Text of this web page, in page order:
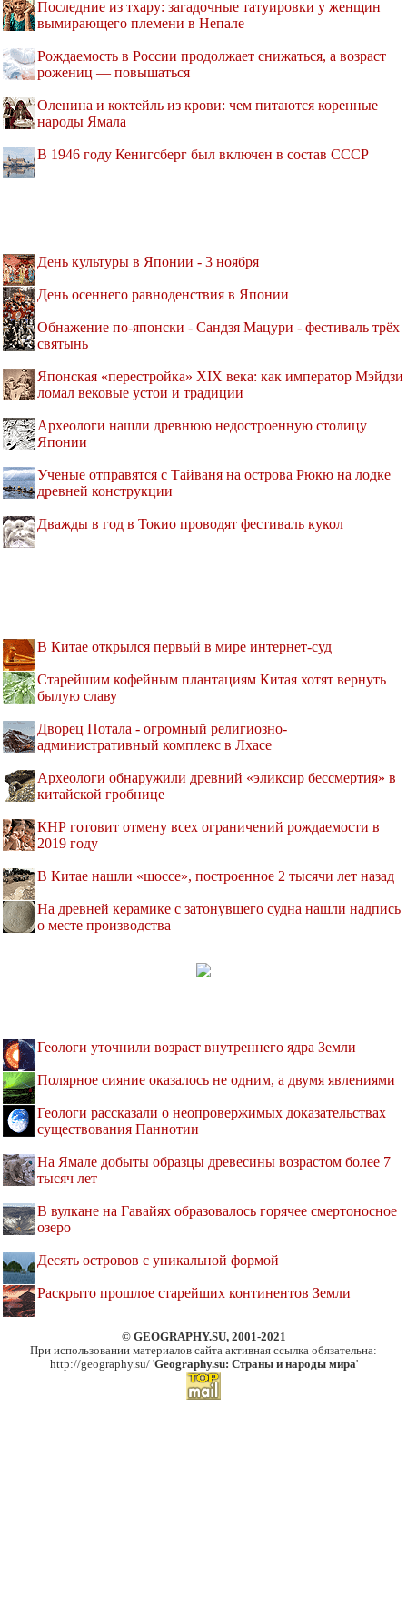
Последние из тхару: загадочные татуировки у женщин
вымирающего племени в Непале
Рождаемость в России продолжает снижаться, а возраст
рожениц — повышаться
Оленина и коктейль из крови: чем питаются коренные
народы Ямала
В 1946 году Кенигсберг был включен в состав СССР
День культуры в Японии - 3 ноября
День осеннего равноденствия в Японии
Обнажение по-японски - Сандзя Мацури - фестиваль трёх
святынь
Японская «перестройка» XIX века: как император Мэйдзи
ломал вековые устои и традиции
Археологи нашли древнюю недостроенную столицу
Японии
Ученые отправятся с Тайваня на острова Рюкю на лодке
древней конструкции
Дважды в год в Токио проводят фестиваль кукол
В Китае открылся первый в мире интернет-суд
Старейшим кофейным плантациям Китая хотят вернуть
былую славу
Дворец Потала - огромный религиозно-
административный комплекс в Лхасе
Археологи обнаружили древний «эликсир бессмертия» в
китайской гробнице
КНР готовит отмену всех ограничений рождаемости в
2019 году
В Китае нашли «шоссе», построенное 2 тысячи лет назад
На древней керамике с затонувшего судна нашли надпись
о месте производства
Геологи уточнили возраст внутреннего ядра Земли
Полярное сияние оказалось не одним, а двумя явлениями
Геологи рассказали о неопровержимых доказательствах
существования Паннотии
На Ямале добыты образцы древесины возрастом более 7
тысяч лет
В вулкане на Гавайях образовалось горячее смертоносное
озеро
Десять островов c уникальной формой
Раскрыто прошлое старейших континентов Земли
© GEOGRAPHY.SU, 2001-2021
При использовании материалов сайта активная ссылка обязательна:
http://geography.su/ 'Geography.su: Страны и народы мира'